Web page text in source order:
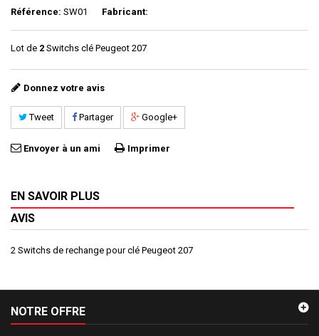
Référence: SW01 Fabricant:
Lot de 2 Switchs clé Peugeot 207
Donnez votre avis
Tweet Partager Google+
Envoyer à un ami Imprimer
EN SAVOIR PLUS
AVIS
2 Switchs de rechange pour clé Peugeot 207
NOTRE OFFRE